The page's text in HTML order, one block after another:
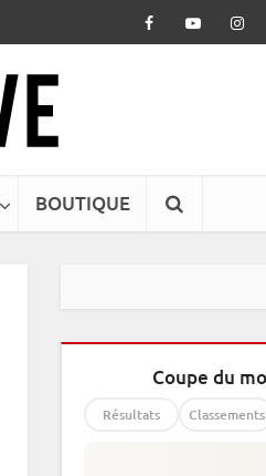
BOUTIQUE
Coupe du
Résultats Classements